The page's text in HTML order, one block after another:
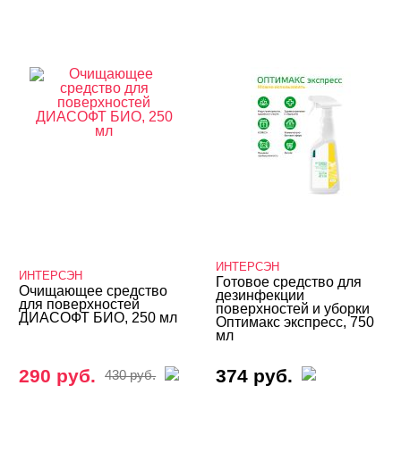
ИНТЕРСЭН
Очищающее средство
для поверхностей
ДИАСОФТ БИО, 250 мл
290 руб. 430 руб.
ИНТЕРСЭН
Готовое средство для
дезинфекции
поверхностей и уборки
Оптимакс экспресс, 750
мл
374 руб.